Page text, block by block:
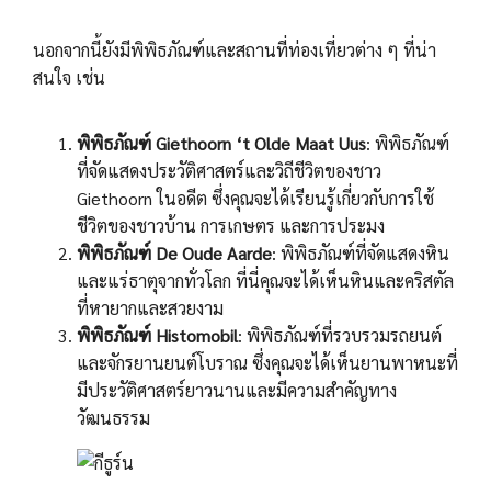
นอกจากนี้ยังมีพิพิธภัณฑ์และสถานที่ท่องเที่ยวต่าง ๆ ที่น่า
สนใจ เช่น
พิพิธภัณฑ์ Giethoorn ‘t Olde Maat Uus: พิพิธภัณฑ์
ที่จัดแสดงประวัติศาสตร์และวิถีชีวิตของชาว
Giethoorn ในอดีต ซึ่งคุณจะได้เรียนรู้เกี่ยวกับการใช้
ชีวิตของชาวบ้าน การเกษตร และการประมง
พิพิธภัณฑ์ De Oude Aarde: พิพิธภัณฑ์ที่จัดแสดงหิน
และแร่ธาตุจากทั่วโลก ที่นี่คุณจะได้เห็นหินและคริสตัล
ที่หายากและสวยงาม
พิพิธภัณฑ์ Histomobil: พิพิธภัณฑ์ที่รวบรวมรถยนต์
และจักรยานยนต์โบราณ ซึ่งคุณจะได้เห็นยานพาหนะที่
มีประวัติศาสตร์ยาวนานและมีความสำคัญทาง
วัฒนธรรม